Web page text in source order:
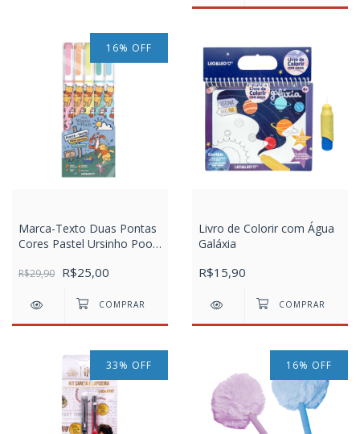
16% OFF
Marca-Texto Duas Pontas
Cores Pastel Ursinho Pooh
R$29,90 R$25,00
Livro de Colorir com Água
Galáxia
R$15,90
33% OFF 16% OFF